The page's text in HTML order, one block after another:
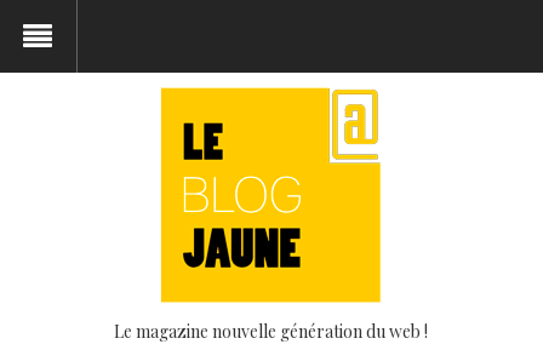
Le magazine nouvelle génération du web !